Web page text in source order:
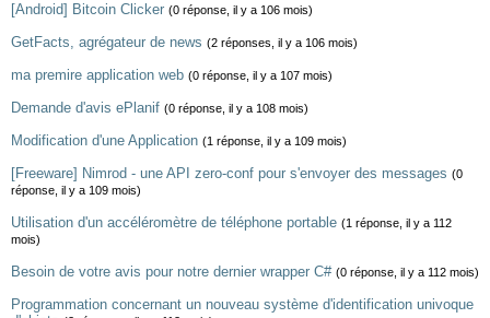
[Android] Bitcoin Clicker (0 réponse, il y a 106 mois)
GetFacts, agrégateur de news (2 réponses, il y a 106 mois)
ma premire application web (0 réponse, il y a 107 mois)
Demande d'avis ePlanif (0 réponse, il y a 108 mois)
Modification d'une Application (1 réponse, il y a 109 mois)
[Freeware] Nimrod - une API zero-conf pour s'envoyer des messages (0
réponse, il y a 109 mois)
Utilisation d'un accéléromètre de téléphone portable (1 réponse, il y a 112
mois)
Besoin de votre avis pour notre dernier wrapper C# (0 réponse, il y a 112 mois)
Programmation concernant un nouveau système d'identification univoque